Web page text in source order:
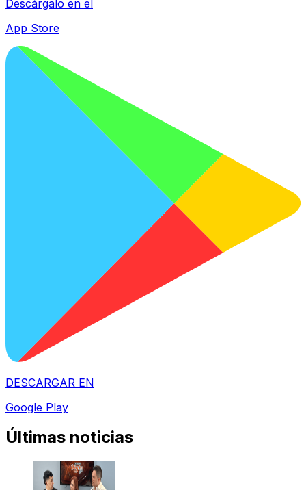
Descárgalo en el
App Store
DESCARGAR EN
Google Play
Últimas noticias